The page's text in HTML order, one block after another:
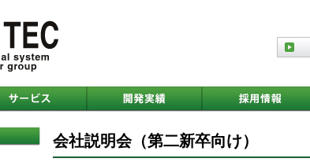
会社説明会（第二新卒向け）